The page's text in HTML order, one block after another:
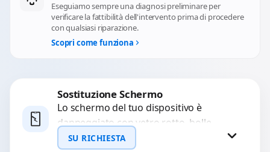
Eseguiamo sempre una diagnosi preliminare per
verificare la fattibilità dell'intervento prima di procedere
con qualsiasi riparazione.
Scopri come funziona
Sostituzione Schermo
Lo schermo del tuo dispositivo è
danneggiato con vetro rotto, bolle,
macchie, schermo nero o pixel morti?
SU RICHIESTA